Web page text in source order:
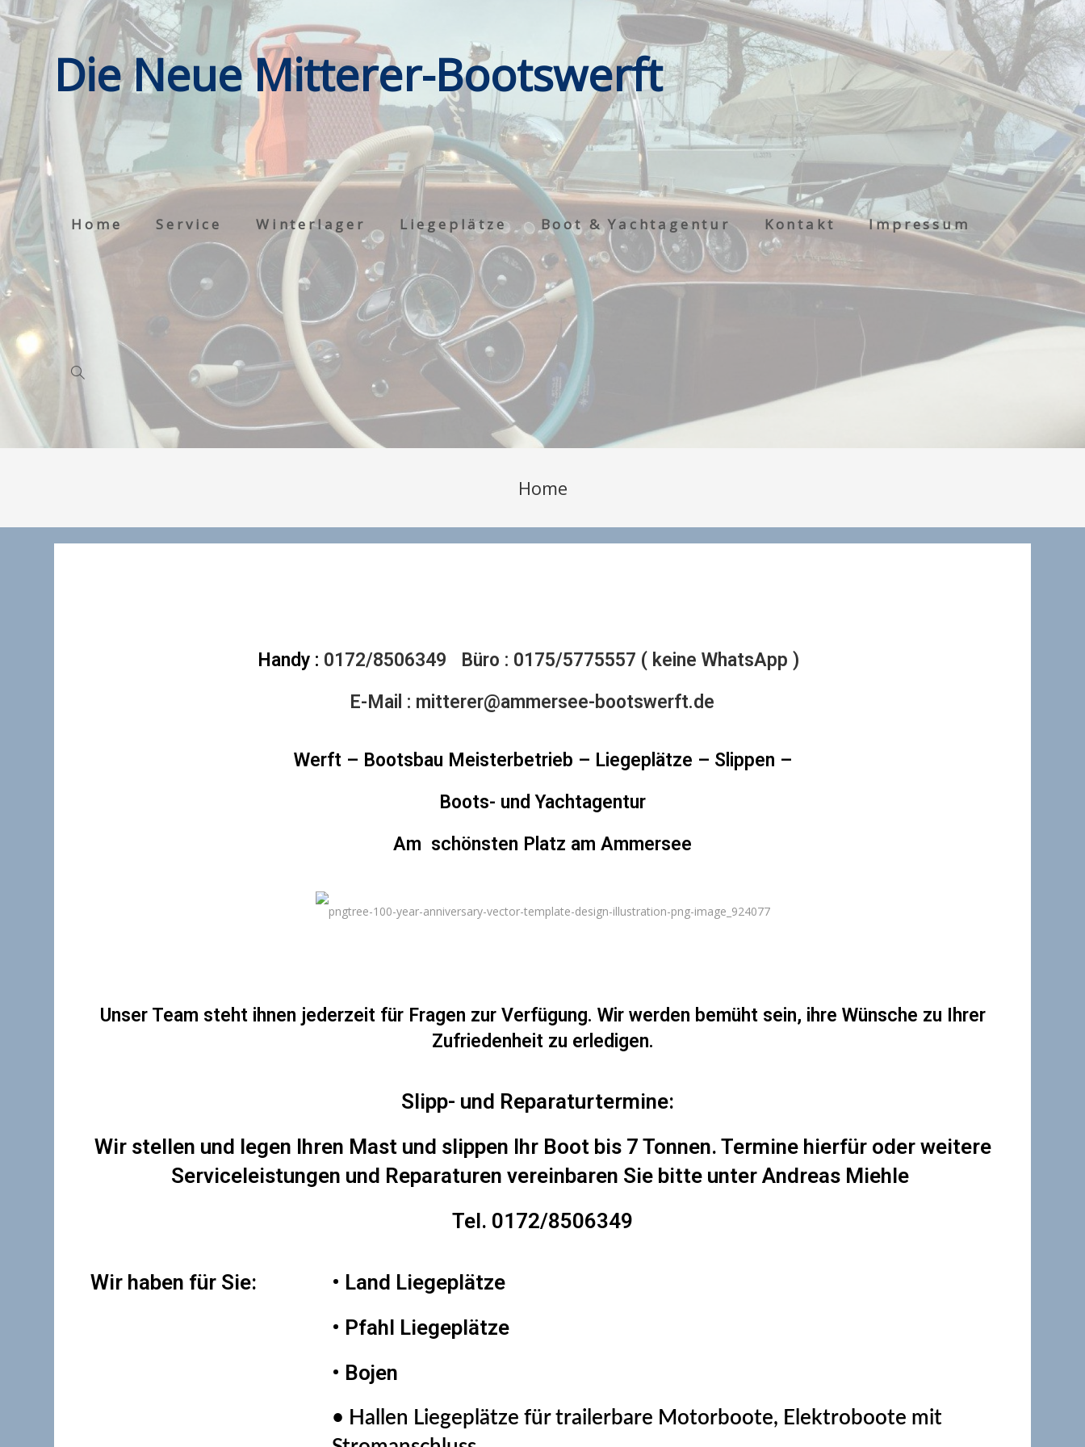
Die Neue Mitterer-Bootswerft
Home Service Winterlager Liegeplätze Boot & Yachtagentur Kontakt Impressum
Home
Handy : 0172/8506349
Büro : 0175/5775557 ( keine WhatsApp )
E-Mail : mitterer@ammersee-bootswerft.de
Werft – Bootsbau Meisterbetrieb – Liegeplätze – Slippen –
Boots- und Yachtagentur
Am schönsten Platz am Ammersee
Unser Team steht ihnen jederzeit für Fragen zur Verfügung. Wir werden bemüht sein, ihre Wünsche zu Ihrer
Zufriedenheit zu erledigen.
Slipp- und Reparaturtermine:
Wir stellen und legen Ihren Mast und slippen Ihr Boot bis 7 Tonnen. Termine hierfür oder weitere
Serviceleistungen und Reparaturen vereinbaren Sie bitte unter Andreas Miehle
Tel. 0172/8506349
Wir haben für Sie: • Land Liegeplätze
• Pfahl Liegeplätze
• Bojen
• Hallen Liegeplätze für trailerbare Motorboote, Elektroboote mit